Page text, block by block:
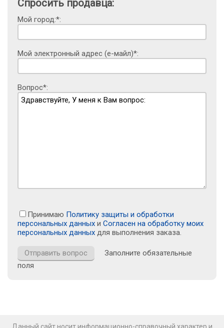
Спросить продавца:
Мой город:*:
Мой электронный адрес (е-майл)*:
Вопрос*:
Принимаю Политику защиты и обработки
персональных данных и Согласен на обработку моих
персональных данных для выполнения заказа.
Заполните обязательные
поля
Данный сайт носит информационно-справочный характер и